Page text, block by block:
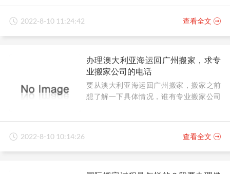
2022-8-10 11:24:42 查看全文
办理澳大利亚海运回广州搬家，求专
业搬家公司的电话
要从澳大利亚海运回广州搬家，搬家之前
想了解一下具体情况，谁有专业搬家公司
2022-8-10 10:14:26 查看全文